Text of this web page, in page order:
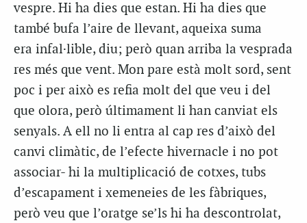
vespre. Hi ha dies que estan. Hi ha dies que
també bufa l’aire de llevant, aqueixa suma
era infal·lible, diu; però quan arriba la vesprada
res més que vent. Mon pare està molt sord, sent
poc i per això es refia molt del que veu i del
que olora, però últimament li han canviat els
senyals. A ell no li entra al cap res d’això del
canvi climàtic, de l’efecte hivernacle i no pot
associar- hi la multiplicació de cotxes, tubs
d’escapament i xemeneies de les fàbriques,
però veu que l’oratge se’ls hi ha descontrolat,